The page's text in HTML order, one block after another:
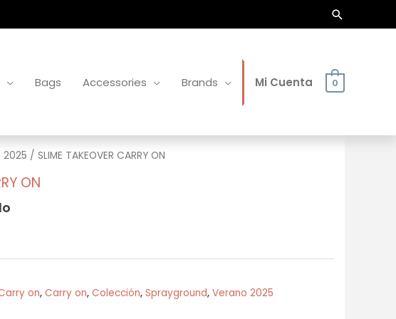
Buscar
Bags Accessories Brands Mi Cuenta 0
/ SLIME TAKEOVER CARRY ON
ON
on, Carry on, Colección, Sprayground, Verano 2025